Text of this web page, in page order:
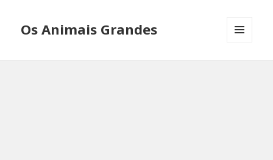
Os Animais Grandes